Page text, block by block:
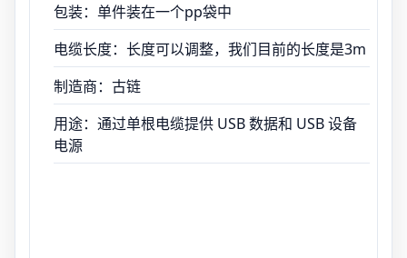
包装：单件装在一个pp袋中
电缆长度：长度可以调整，我们目前的长度是3m
制造商：古链
用途：通过单根电缆提供 USB 数据和 USB 设备
电源